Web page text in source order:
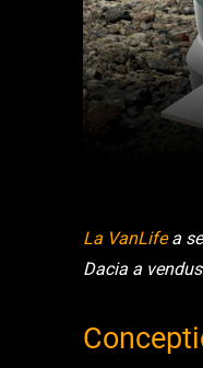
La VanLifea
Dacia a